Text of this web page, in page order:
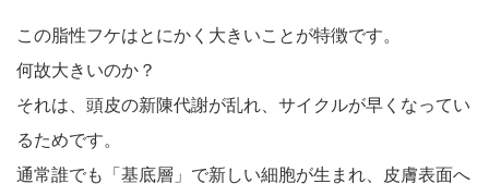
この脂性フケはとにかく大きいことが特徴です。
何故大きいのか？
それは、頭皮の新陳代謝が乱れ、サイクルが早くなってい
るためです。
通常誰でも「基底層」で新しい細胞が生まれ、皮膚表面へ